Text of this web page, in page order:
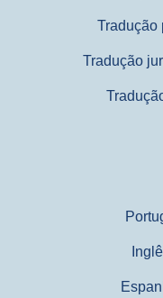
Tradução
Tradução